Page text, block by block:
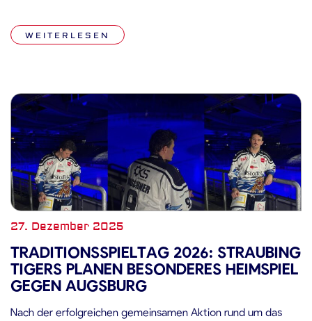
der zahlreiche Programmpunkte für Fans und Wegbegleiter
des Straubinger Eishockeys bereithält. Sondertrikot in
WEITERLESEN
27. Dezember 2025
TRADITIONSSPIELTAG 2026: STRAUBING
TIGERS PLANEN BESONDERES HEIMSPIEL
GEGEN AUGSBURG
Nach der erfolgreichen gemeinsamen Aktion rund um das